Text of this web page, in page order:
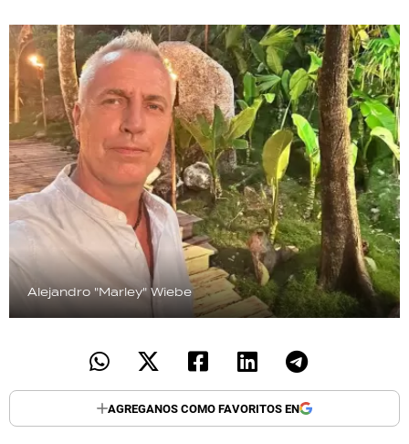
Alejandro "Marley" Wiebe
AGREGANOS COMO FAVORITOS EN
TECNOLOGÍA
RECETAS
PALABRAS
HORÓSCOPO
Seguinos